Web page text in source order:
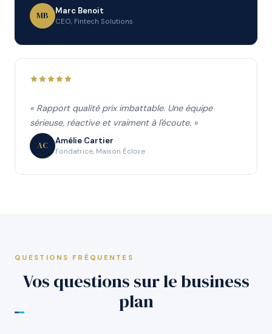
MB Marc Benoit
CEO, Fintech Solutions
« Rapport qualité prix imbattable. Une équipe
sérieuse, réactive et vraiment à l'écoute. »
AC Amélie Cartier
Fondatrice, Maison Éclore
QUESTIONS FRÉQUENTES
Vos questions sur le business
plan